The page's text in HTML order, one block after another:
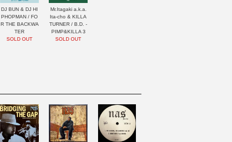
DJ BUN & DJ HI
PHOPMAN / FO
R THE BACKWA
TER
SOLD OUT
Mr.Itagaki a.k.a.
Ita-cho & KILLA
TURNER / B.D. -
PIMP&KILLA 3
SOLD OUT